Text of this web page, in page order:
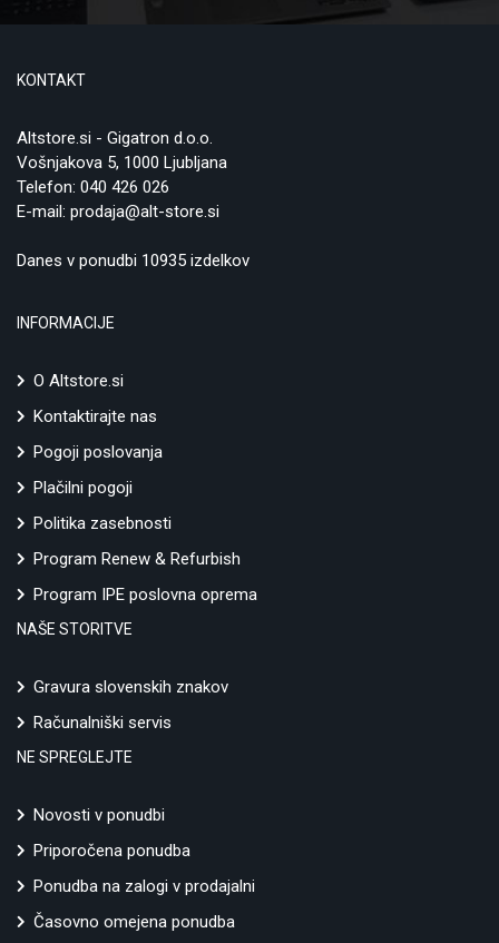
KONTAKT
Altstore.si - Gigatron d.o.o.
Vošnjakova 5, 1000 Ljubljana
Telefon: 040 426 026
E-mail: prodaja@alt-store.si
Danes v ponudbi 10935 izdelkov
INFORMACIJE
O Altstore.si
Kontaktirajte nas
Pogoji poslovanja
Plačilni pogoji
Politika zasebnosti
Program Renew & Refurbish
Program IPE poslovna oprema
NAŠE STORITVE
Gravura slovenskih znakov
Računalniški servis
NE SPREGLEJTE
Novosti v ponudbi
Priporočena ponudba
Ponudba na zalogi v prodajalni
Časovno omejena ponudba